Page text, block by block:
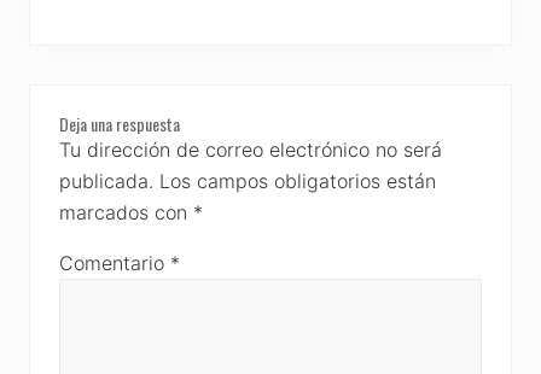
Reader
Interactions
Deja una respuesta
Tu dirección de correo electrónico no será
publicada. Los campos obligatorios están
marcados con *
Comentario *